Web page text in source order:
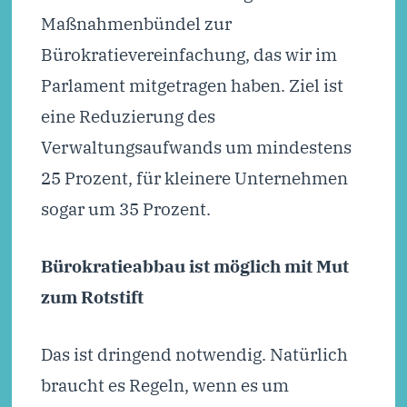
Maßnahmenbündel zur
Bürokratievereinfachung, das wir im
Parlament mitgetragen haben. Ziel ist
eine Reduzierung des
Verwaltungsaufwands um mindestens
25 Prozent, für kleinere Unternehmen
sogar um 35 Prozent.
Bürokratieabbau ist möglich mit Mut
zum Rotstift
Das ist dringend notwendig. Natürlich
braucht es Regeln, wenn es um